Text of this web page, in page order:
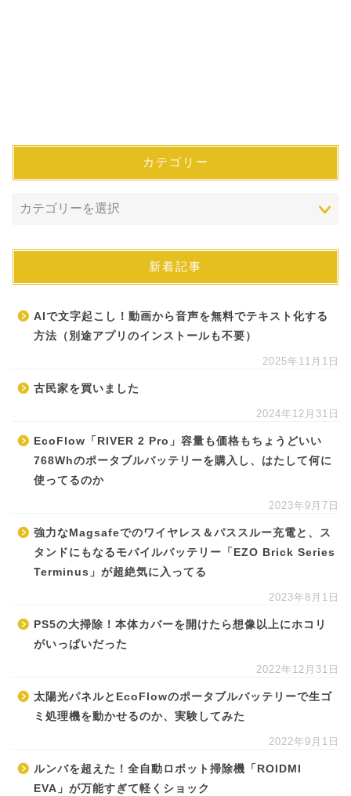
カテゴリー
新着記事
AIで文字起こし！動画から音声を無料でテキスト化する
方法（別途アプリのインストールも不要）
2025年11月1日
古民家を買いました
2024年12月31日
EcoFlow「RIVER 2 Pro」容量も価格もちょうどいい
768Whのポータブルバッテリーを購入し、はたして何に
使ってるのか
2023年9月7日
強力なMagsafeでのワイヤレス＆パススルー充電と、ス
タンドにもなるモバイルバッテリー「EZO Brick Series
Terminus」が超絶気に入ってる
2023年8月1日
PS5の大掃除！本体カバーを開けたら想像以上にホコリ
がいっぱいだった
2022年12月31日
太陽光パネルとEcoFlowのポータブルバッテリーで生ゴ
ミ処理機を動かせるのか、実験してみた
2022年9月1日
ルンバを超えた！全自動ロボット掃除機「ROIDMI
EVA」が万能すぎて軽くショック